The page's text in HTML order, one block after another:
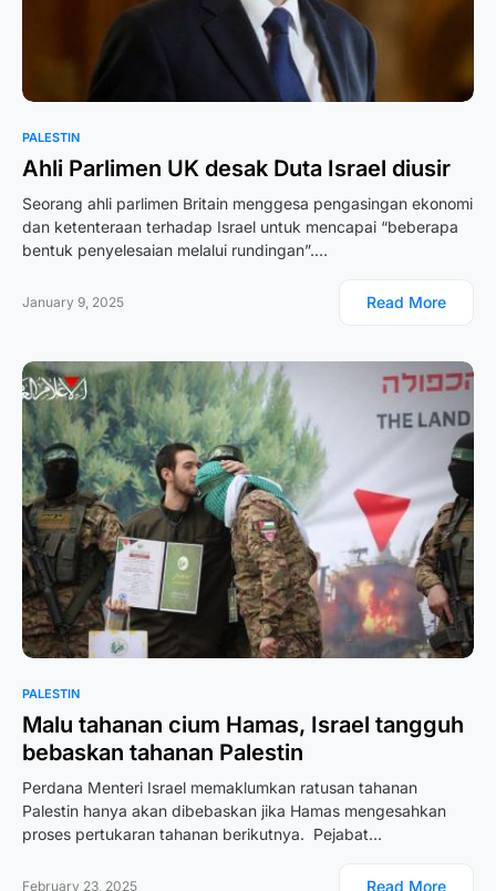
PALESTIN
Ahli Parlimen UK desak Duta Israel diusir
Seorang ahli parlimen Britain menggesa pengasingan ekonomi
dan ketenteraan terhadap Israel untuk mencapai “beberapa
bentuk penyelesaian melalui rundingan”.…
January 9, 2025 Read More
PALESTIN
Malu tahanan cium Hamas, Israel tangguh
bebaskan tahanan Palestin
Perdana Menteri Israel memaklumkan ratusan tahanan
Palestin hanya akan dibebaskan jika Hamas mengesahkan
proses pertukaran tahanan berikutnya. Pejabat…
February 23, 2025 Read More